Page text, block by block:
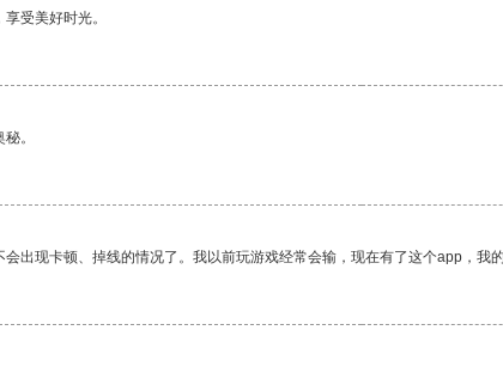
受美好时光。
。
出现卡顿、掉线的情况了。我以前玩游戏经常会输，现在有了这个app，我